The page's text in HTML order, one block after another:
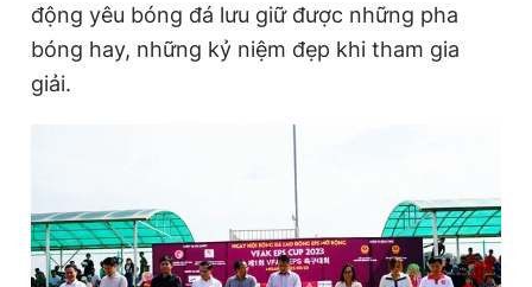
động yêu bóng đá lưu giữ được những pha
bóng hay, những kỷ niệm đẹp khi tham gia
giải.